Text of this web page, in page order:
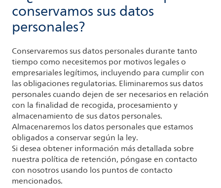
conservamos sus datos
personales?
Conservaremos sus datos personales durante tanto
tiempo como necesitemos por motivos legales o
empresariales legítimos, incluyendo para cumplir con
las obligaciones regulatorias. Eliminaremos sus datos
personales cuando dejen de ser necesarios en relación
con la finalidad de recogida, procesamiento y
almacenamiento de sus datos personales.
Almacenaremos los datos personales que estamos
obligados a conservar según la ley.
Si desea obtener información más detallada sobre
nuestra política de retención, póngase en contacto
con nosotros usando los puntos de contacto
mencionados.